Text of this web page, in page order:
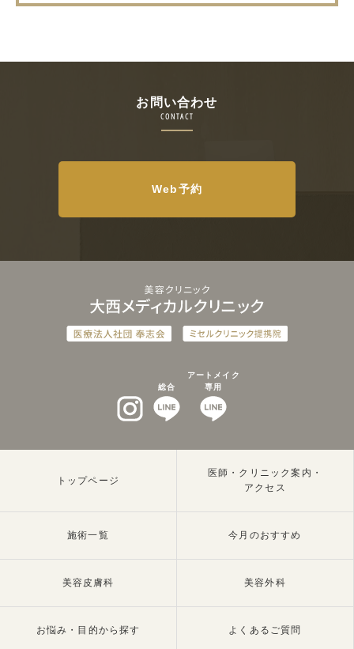
お問い合わせ
CONTACT
Web予約
インスタグラム
総合
LINEat
アートメイク
専用
トップページ
医師・クリニック案内・
アクセス
施術一覧 今月のおすすめ
美容皮膚科 美容外科
お悩み・目的から探す よくあるご質問